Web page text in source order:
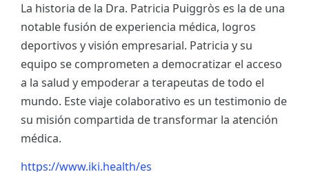
La historia de la Dra. Patricia Puiggròs es la de una
notable fusión de experiencia médica, logros
deportivos y visión empresarial. Patricia y su
equipo se comprometen a democratizar el acceso
a la salud y empoderar a terapeutas de todo el
mundo. Este viaje colaborativo es un testimonio de
su misión compartida de transformar la atención
médica.
https://www.iki.health/es